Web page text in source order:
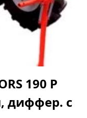
190 P
диффер. с